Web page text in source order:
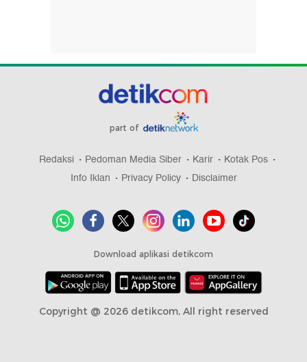
part of
Redaksi Pedoman Media Siber Karir
Kotak Pos
Info Iklan
Privacy Policy Disclaimer
Download aplikasi detikcom
Copyright @ 2026 detikcom, All right reserved